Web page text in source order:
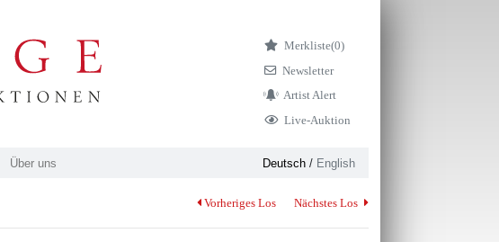
Merkliste(0)
Newsletter
Artist Alert
Live-Auktion
Über uns Deutsch/ English
Vorheriges Los Nächstes Los